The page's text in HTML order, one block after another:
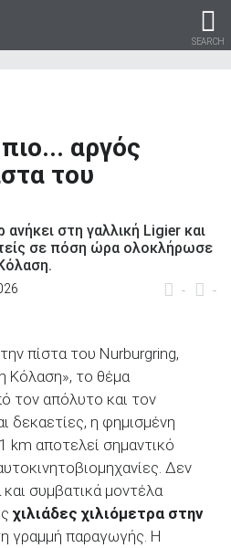
SEARCH
για το
το!
αργός
του
ανήκει στη γαλλική Ligier και
σε πόση ώρα ολοκλήρωσε
- -
πίστα του Nurburgring,
Κόλαση», το θέμα
τον απόλυτο και τον
δεκαετίες, η φημισμένη
km αποτελεί σημαντικό
Δεν
συμβατικά μοντέλα
χιλιάδες χιλιόμετρα στην
γραμμή παραγωγής. Η